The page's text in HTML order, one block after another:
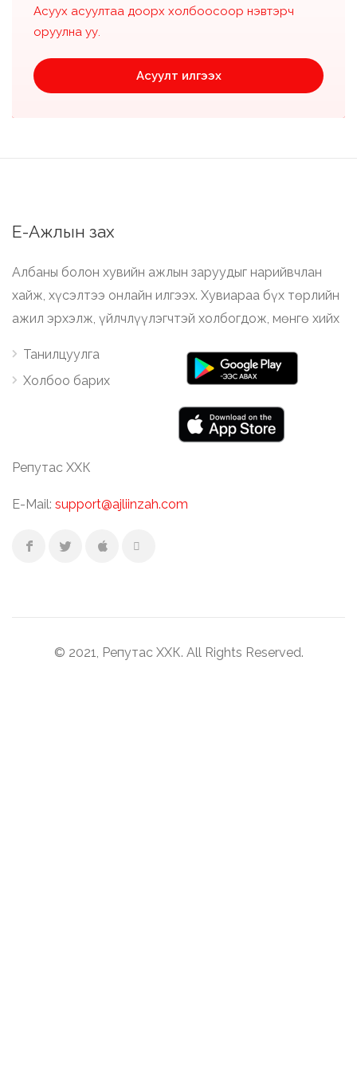
Асуух асуултаа доорх холбоосоор нэвтэрч
оруулна уу.
Асуулт илгээх
Е-Ажлын зах
Албаны болон хувийн ажлын заруудыг нарийвчлан
хайж, хүсэлтээ онлайн илгээх. Хувиараа бүх төрлийн
ажил эрхэлж, үйлчлүүлэгчтэй холбогдож, мөнгө хийх
Танилцуулга
Холбоо барих
Репутас ХХК
E-Mail: support@ajliinzah.com
© 2021, Репутас ХХК. All Rights Reserved.